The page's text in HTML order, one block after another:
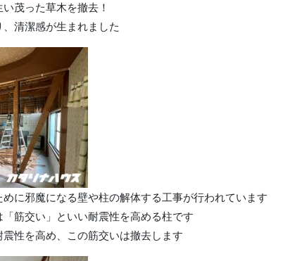
茂った草木を撤去！
清潔感が生まれました
に邪魔になる壁や柱の解体する工事が行われています
筋交い」といい耐震性を高める柱です
性を高め、この筋交いは撤去します